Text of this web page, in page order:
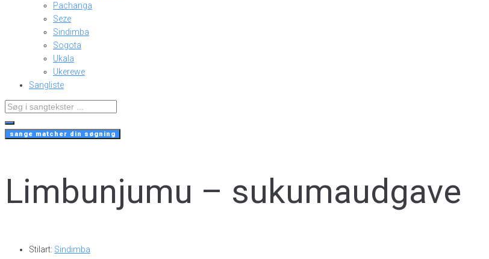
Pachanga
Seze
Sindimba
Sogota
Ukala
Ukerewe
Sangliste
Search
...
sange matcher din søgning
Limbunjumu – sukumaudgave
Stilart: Sindimba